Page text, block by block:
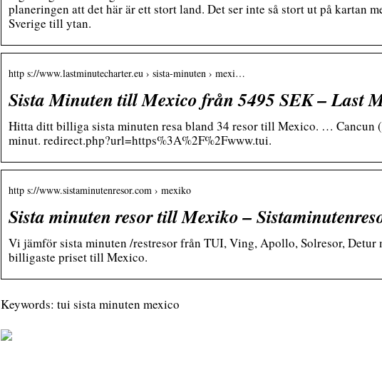
planeringen att det här är ett stort land. Det ser inte så stort ut på kartan
Sverige till ytan.
http s://www.lastminutecharter.eu › sista-minuten › mexi…
Sista Minuten till Mexico från 5495 SEK – Last
Hitta ditt billiga sista minuten resa bland 34 resor till Mexico. …
minut. redirect.php?url=https%3A%2F%2Fwww.tui.
http s://www.sistaminutenresor.com › mexiko
Sista minuten resor till Mexiko –
Vi jämför sista minuten /restresor från TUI, Ving, Apollo, Solresor, Detur
billigaste priset till Mexico.
Keywords: tui sista minuten mexico